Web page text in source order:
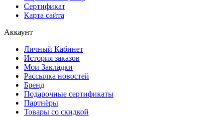
Сертификат
Карта сайта
Аккаунт
Личный Кабинет
История заказов
Мои Закладки
Рассылка новостей
Бренд
Подарочные сертификаты
Партнёры
Товары со скидкой